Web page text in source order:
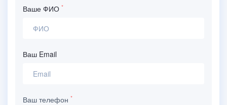
Ваше ФИО *
Ваш Email
Ваш телефон *